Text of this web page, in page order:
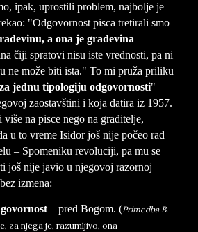
ipak, uprostili problem, najbolje je
"Odgovornost pisca tretirali smo
a ona je građevina
čiji spratovi nisu iste vrednosti, pa ni
ne može biti ista." To mi pruža priliku
jednu tipologiju odgovornosti"
zaostavštini i koja datira iz 1957.
više na pisce nego na graditelje,
u to vreme Isidor još nije počeo rad
– Spomeniku revoluciji, pa mu se
još nije javio u njegovoj razornoj
izmena:
– pred Bogom. (Primedba B.
za njega je, razumljivo, ona